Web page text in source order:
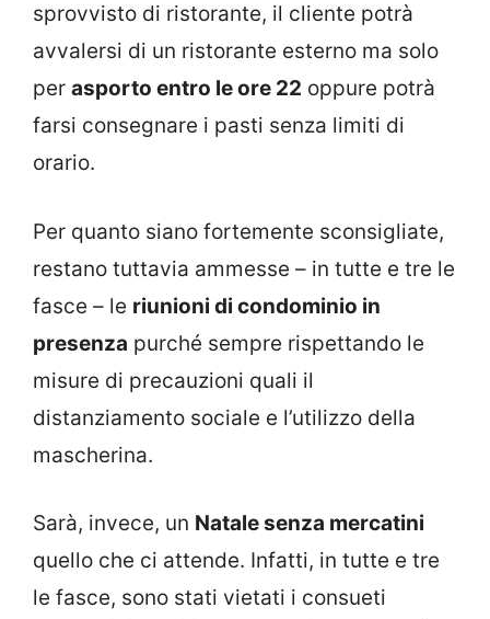
sprovvisto di ristorante, il cliente potrà
avvalersi di un ristorante esterno ma solo
per asporto entro le ore 22 oppure potrà
farsi consegnare i pasti senza limiti di
orario.
Per quanto siano fortemente sconsigliate,
restano tuttavia ammesse – in tutte e tre le
fasce – le riunioni di condominio in
presenza purché sempre rispettando le
misure di precauzioni quali il
distanziamento sociale e l’utilizzo della
mascherina.
Sarà, invece, un Natale senza mercatini
quello che ci attende. Infatti, in tutte e tre
le fasce, sono stati vietati i consueti